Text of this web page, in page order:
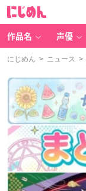
作品名 声優
にじめん > ニュース >